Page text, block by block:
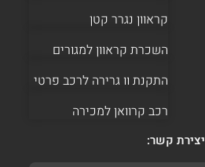
קראוון נגרר קטן
השכרת קראוון למגורים
התקנת וו גרירה לרכב פרטי
רכב קרוואן למכירה
יצירת קשר: